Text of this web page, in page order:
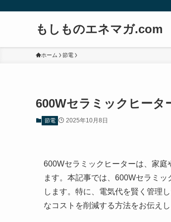
もしものエネマガ.com
ホーム 節電
600Wセラミックヒータ
節電 2025年10月8日
600Wセラミックヒーターは、家
ます。本記事では、600Wセラミ
します。特に、電気代を賢く管理
なコストを削減する方法をお伝えし